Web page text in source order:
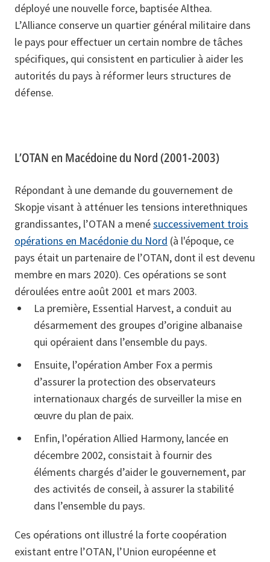
déployé une nouvelle force, baptisée Althea.
L’Alliance conserve un quartier général militaire dans
le pays pour effectuer un certain nombre de tâches
spécifiques, qui consistent en particulier à aider les
autorités du pays à réformer leurs structures de
défense.
L’OTAN en Macédoine du Nord (2001-2003)
Répondant à une demande du gouvernement de
Skopje visant à atténuer les tensions interethniques
grandissantes, l’OTAN a menésuccessivement trois
opérations en Macédonie du Nord (à l'époque, ce
pays était un partenaire de l’OTAN, dont il est devenu
membre en mars 2020). Ces opérations se sont
déroulées entre août 2001 et mars 2003.
La première, Essential Harvest, a conduit au
désarmement des groupes d’origine albanaise
qui opéraient dans l’ensemble du pays.
Ensuite, l’opération Amber Fox a permis
d’assurer la protection des observateurs
internationaux chargés de surveiller la mise en
œuvre du plan de paix.
Enfin, l’opération Allied Harmony, lancée en
décembre 2002, consistait à fournir des
éléments chargés d’aider le gouvernement, par
des activités de conseil, à assurer la stabilité
dans l’ensemble du pays.
Ces opérations ont illustré la forte coopération
existant entre l’OTAN, l’Union européenne et